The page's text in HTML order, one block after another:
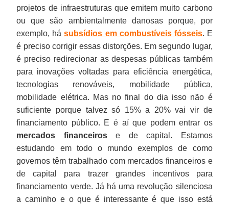
projetos de infraestruturas que emitem muito carbono
ou que são ambientalmente danosas porque, por
exemplo, hásubsídios em combustíveis fósseis. E
é preciso corrigir essas distorções. Em segundo lugar,
é preciso redirecionar as despesas públicas também
para inovações voltadas para eficiência energética,
tecnologias renováveis, mobilidade pública,
mobilidade elétrica. Mas no final do dia isso não é
suficiente porque talvez só 15% a 20% vai vir de
financiamento público. E é aí que podem entrar os
mercados financeirose de capital. Estamos
estudando em todo o mundo exemplos de como
governos têm trabalhado com mercados financeiros e
de capital para trazer grandes incentivos para
financiamento verde. Já há uma revolução silenciosa
a caminho e o que é interessante é que isso está